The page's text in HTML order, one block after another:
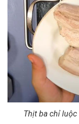
Thịt ba chỉ